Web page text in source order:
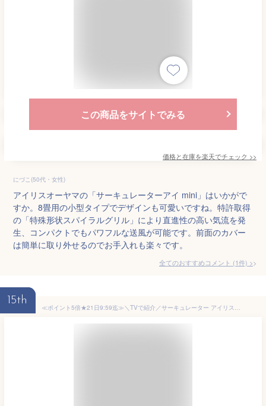
この商品をサイトでみる
価格と在庫を楽天でチェック >>
にづこ(50代・女性)
アイリスオーヤマの「サーキュレーターアイ mini」はいかがで
すか。8畳用の小型タイプでデザインも可愛いですね。特許取得
の「特殊形状スパイラルグリル」により直進性の高い気流を発
生、コンパクトでもパワフルな送風が可能です。前面のカバー
は簡単に取り外せるのでお手入れも楽々です。
全てのおすすめコメント (1件) >
15th
≪ポイント5倍★21日9:59迄≫＼TVで紹介／サーキュレーター アイリスオーヤマ dcモーター 上下 左右 首振り 扇風機 28畳 省エネ 軽量 パワフル送風 換気 節電 電気代 リモコン タイマー付き 風量8段階 衣類乾燥 部屋干し 室内干し 分解 WOOZOO PCF-SDC15T-EC *